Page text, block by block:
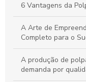
6 Vantagens da
A Arte de
Completo para o
A produção de
demanda por